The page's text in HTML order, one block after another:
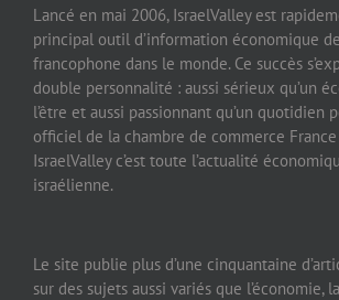
Lancé en mai 2006, IsraelValley est
principal outil d’information économique
francophone dans le monde. Ce succès
double personnalité : aussi sérieux qu’un
l’être et aussi passionnant qu’un quotidien
officiel de la chambre de commerce France
IsraelValley c’est toute l’actualité
israélienne.
Le site publie plus d’une cinquantaine
sur des sujets aussi variés que l’économie,